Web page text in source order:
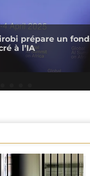
prépare un
à l’IA